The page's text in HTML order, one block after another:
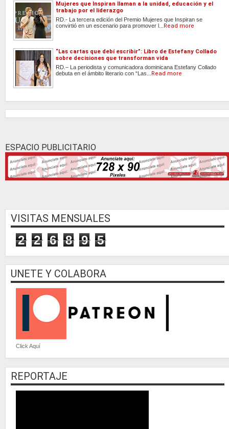
Mujeres que Inspiran llaman a la unidad, educación y el
trabajo por el liderazgo
RD.- La tercera edición del Premio Mujeres que Inspiran se
convirtió en un escenario para promover l...
Read more
“Las cartas que debí escribir”: Libro de Estefany Collado
sobre decisiones que transforman vida
RD.– La periodista y comunicadora dominicana Estefany Collado
debuta en el ámbito literario con “Las...
Read more
ESPACIO PUBLICITARIO
VISITAS MENSUALES
2 2 6 8 9 5
UNETE Y COLABORA
Click Aquí
REPORTAJE